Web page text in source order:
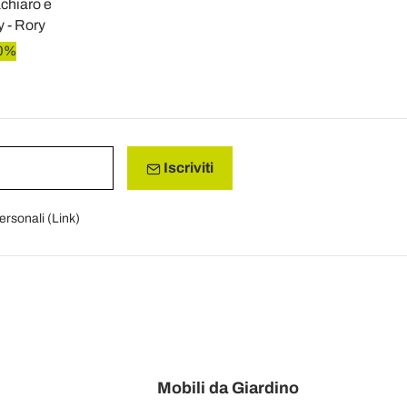
e
- Rory
Iscriviti
(Link)
Mobili da Giardino